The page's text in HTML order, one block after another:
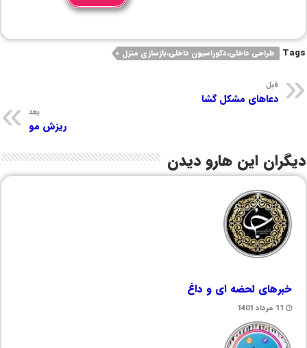
Tags طراحی داخلی،دکوراسیون داخلی،بازسازی منزل
قبل
دعاهای مشکل گشا
بعد
ریزش مو
دیگران این هارو دیدن
خبرهای لحضه ای و داغ
11 مرداد 1401